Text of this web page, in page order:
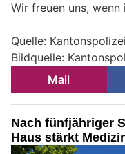
Wir freuen uns,
Quelle:
Bildquelle:
Mail
Nach fünfjähriger
Haus stärkt